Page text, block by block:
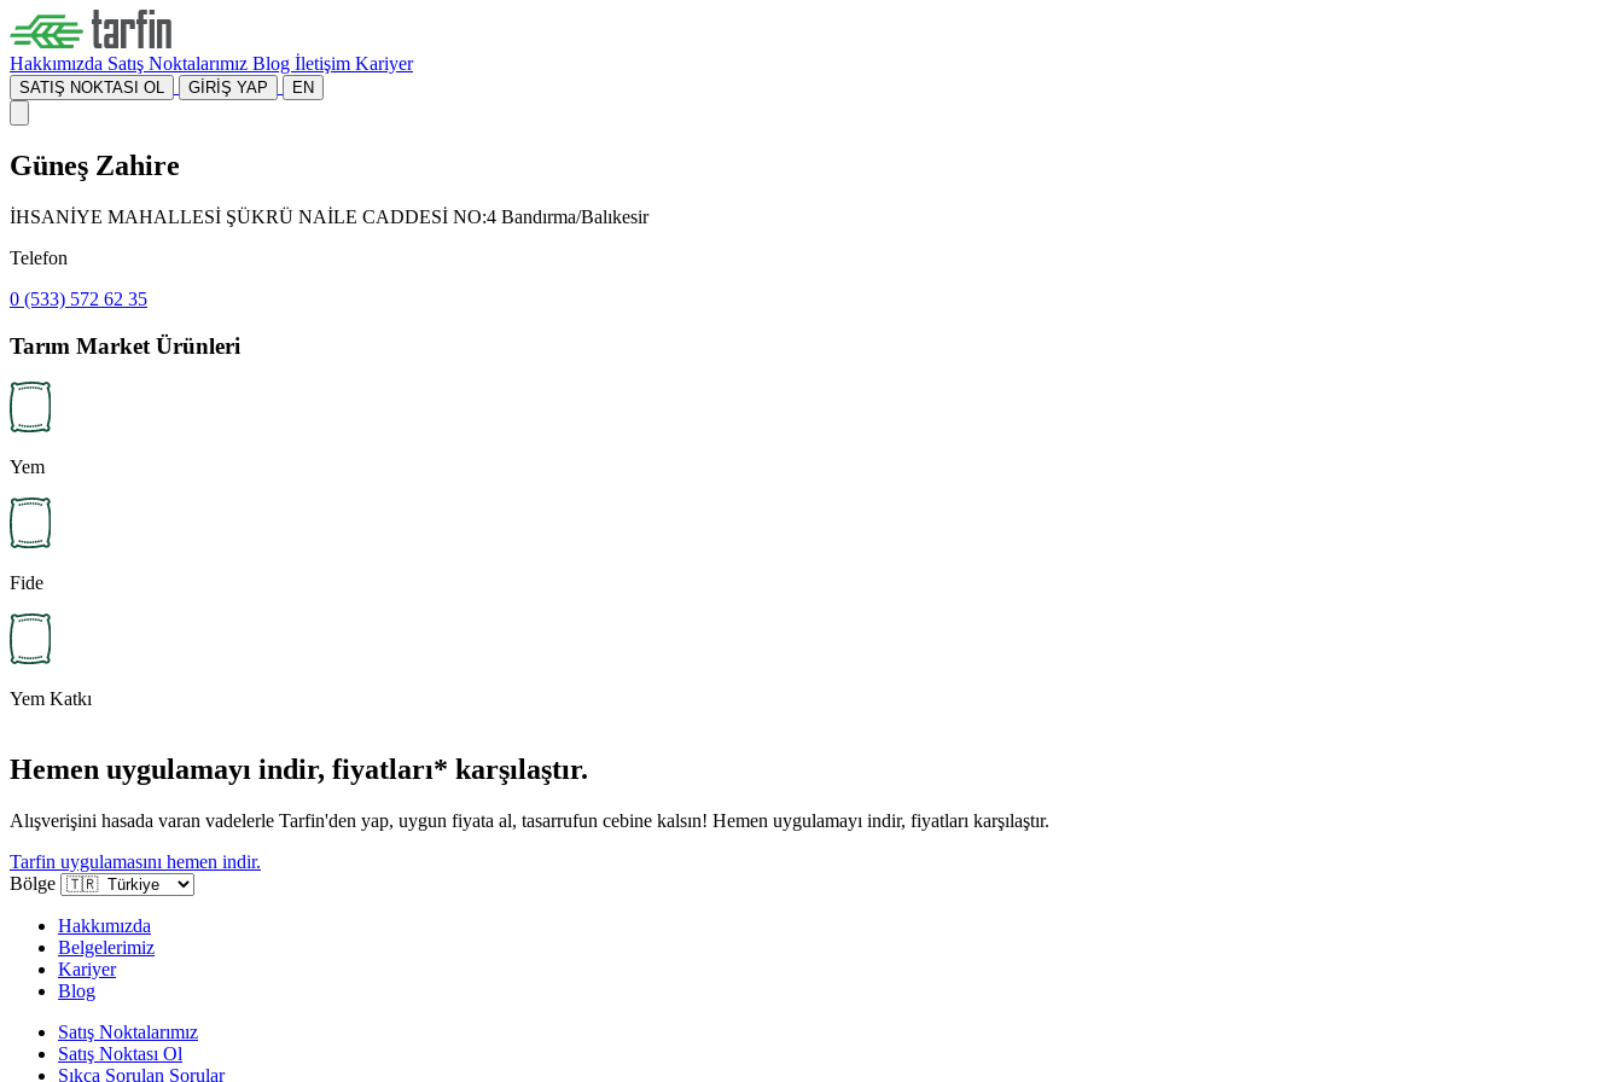
Hakkımızda Satış Noktalarımız Blog İletişim Kariyer
SATIŞ NOKTASI OL GİRİŞ YAP EN
Güneş Zahire
İHSANİYE MAHALLESİ ŞÜKRÜ NAİLE CADDESİ NO:4 Bandırma/Balıkesir
Telefon
0 (533) 572 62 35
Tarım Market Ürünleri
Yem
Fide
Yem Katkı
Hemen uygulamayı indir, fiyatları* karşılaştır.
Alışverişini hasada varan vadelerle Tarfin'den yap, uygun fiyata al, tasarrufun cebine kalsın! Hemen uygulamayı indir, fiyatları karşılaştır.
Tarfin uygulamasını hemen indir.
Bölge
Hakkımızda
Belgelerimiz
Kariyer
Blog
Satış Noktalarımız
Satış Noktası Ol
Sıkça Sorulan Sorular